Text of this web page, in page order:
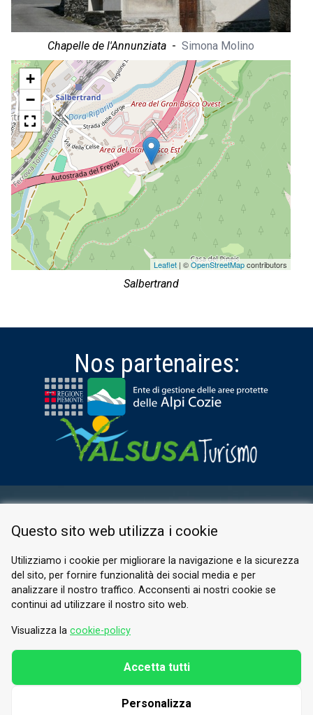
Chapelle de l'Annunziata - Simona Molino
+
−
Leaflet | ©OpenStreetMapcontributors
Salbertrand
Nos partenaires:
PRIVACY POLICY
© 2026 Valle di Susa
Tesori di Arte e Cultura Alpina
Tel.
E-mail.info@vallesusa-tesori.it
Questo sito web utilizza i cookie
Utilizziamo i cookie per migliorare la navigazione e la sicurezza
del sito, per fornire funzionalità dei social media e per
analizzare il nostro traffico. Acconsenti ai nostri cookie se
continui ad utilizzare il nostro sito web.
Visualizza la cookie-policy
Personalizza
Accetta tutti